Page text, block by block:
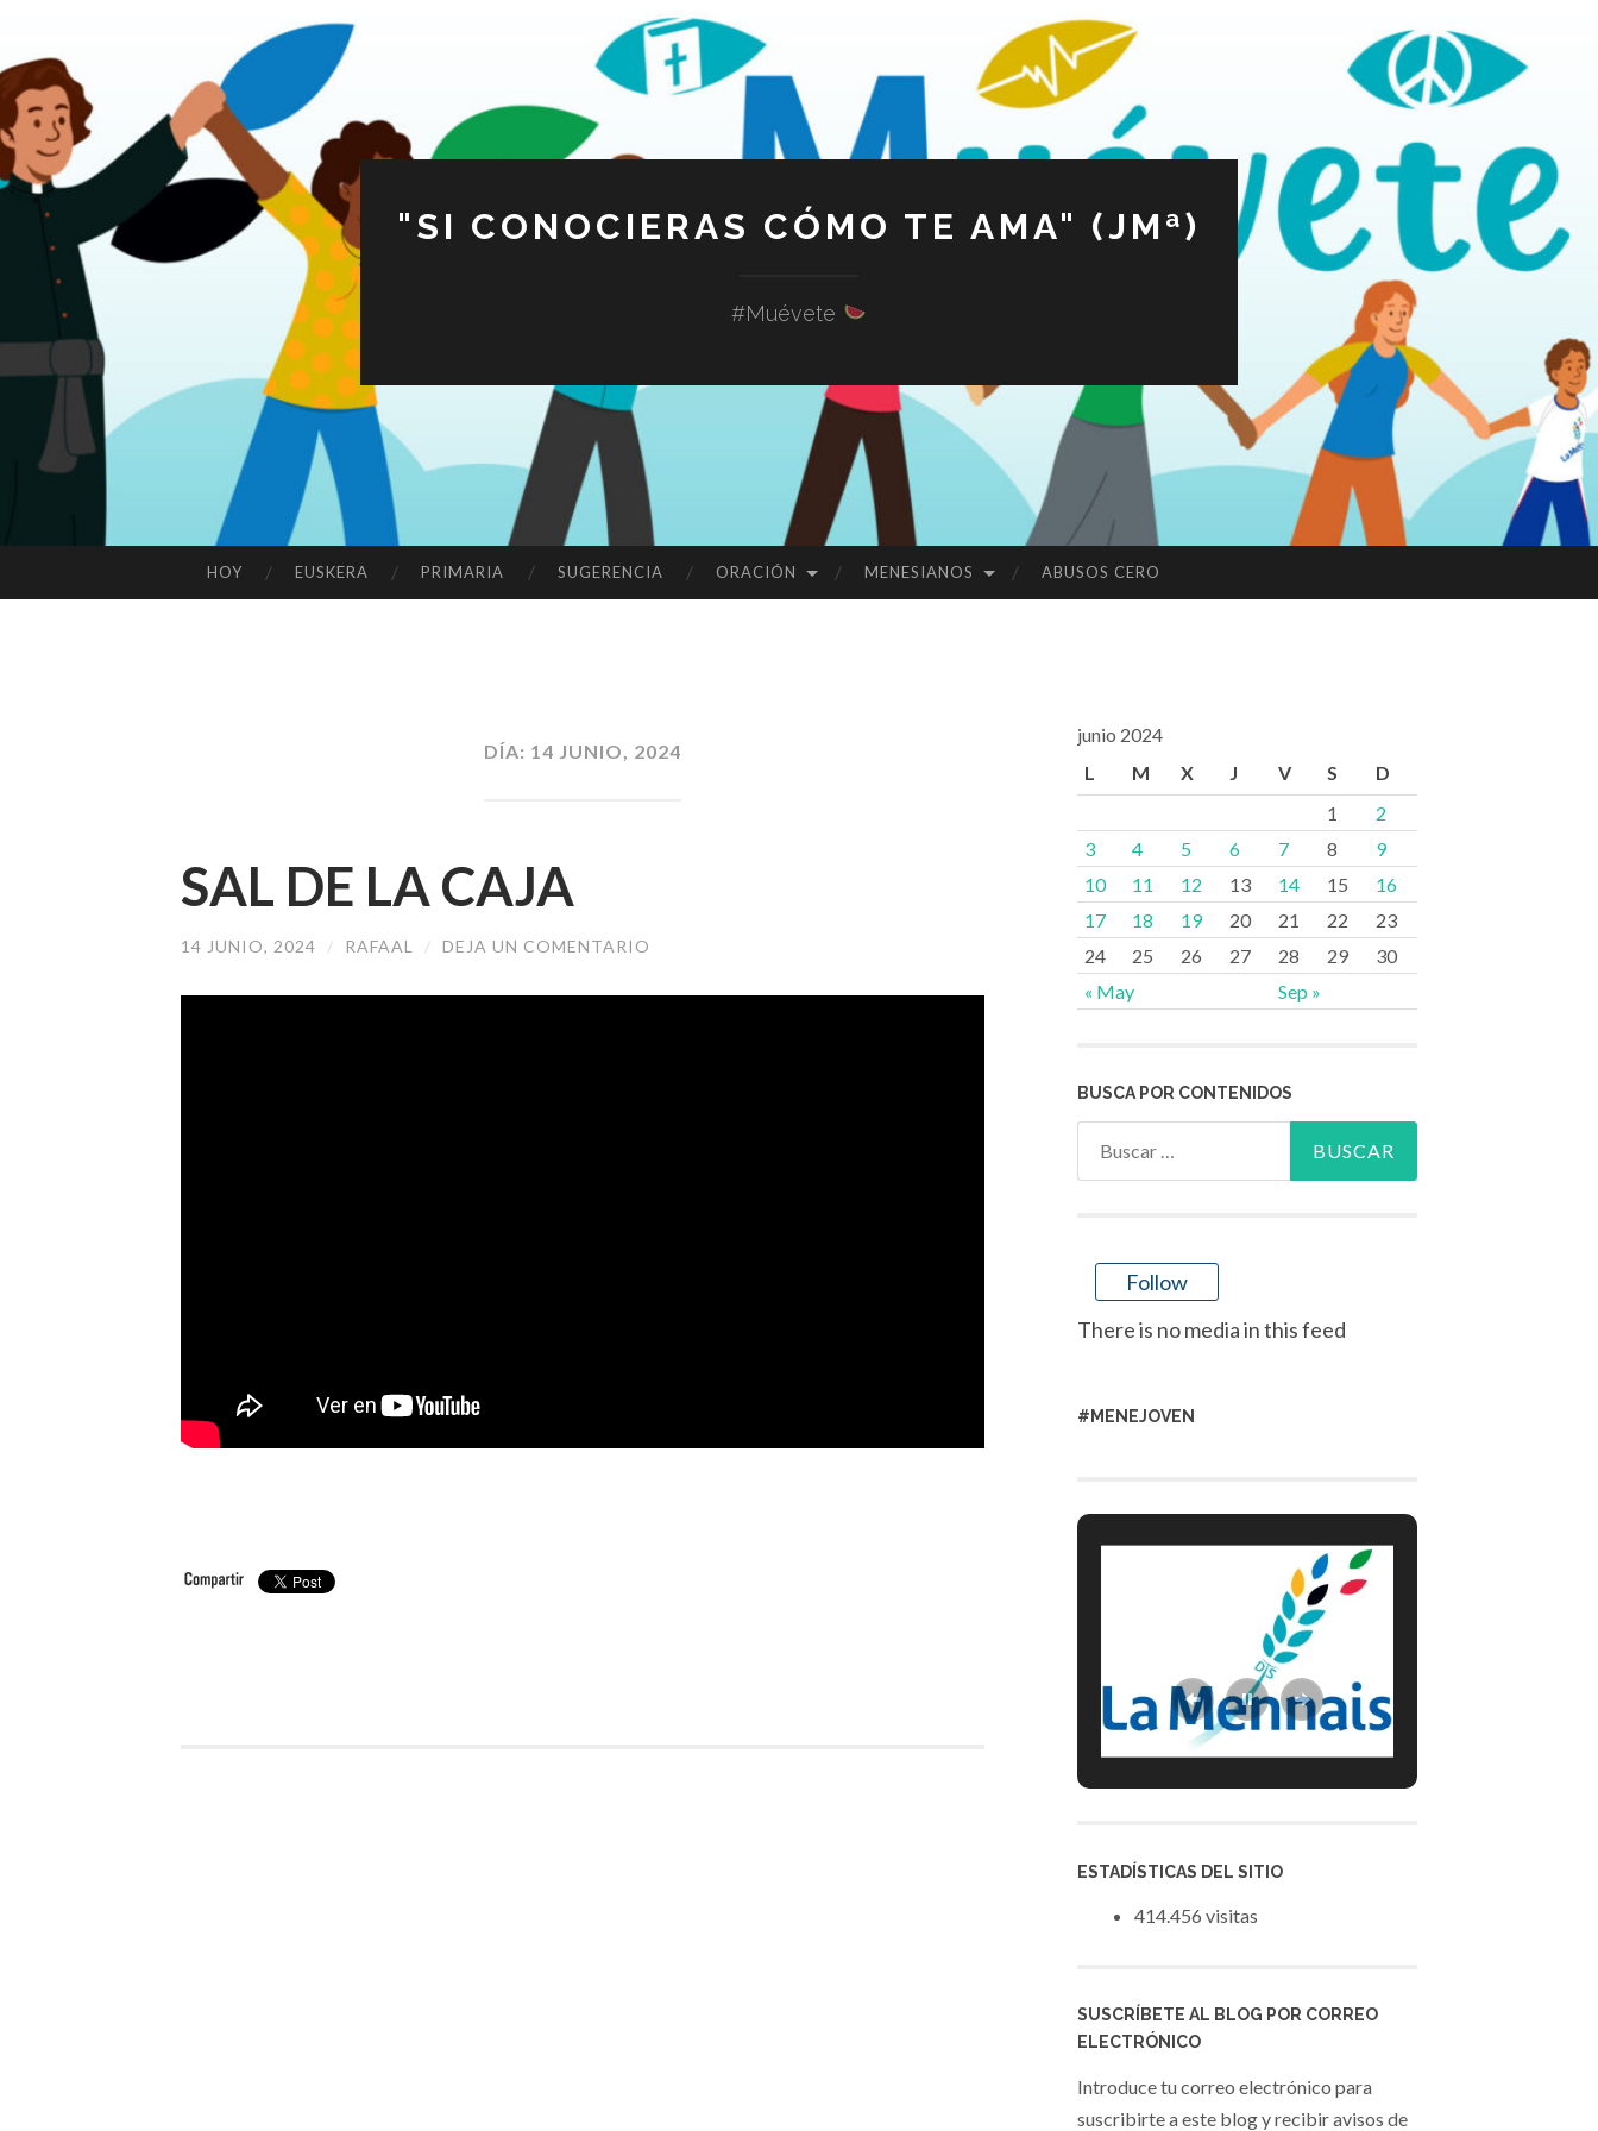
"SI CONOCIERAS CÓMO TE AMA" (JMª)
#Muévete
AL
HOY EUSKERA PRIMARIA SUGERENCIA ORACIÓN MENESIANOS ABUSOS CERO
DÍA: 14 JUNIO, 2024
SAL DE LA CAJA
14 JUNIO, 2024 / RAFAAL / DEJA UN COMENTARIO
junio 2024
L
M X J V S D
« May Sep »
1
2
3
4 5 6 7 8
9
10
11 12 13 14 15
16
17
18 19 20 21 22
23
24
25 26 27 28 29 30
BUSCA POR CONTENIDOS
Follow
There is no media in this feed
#MENEJOVEN
ESTADÍSTICAS DEL SITIO
414.456 visitas
SUSCRÍBETE AL BLOG POR CORREO
ELECTRÓNICO
Introduce tu correo electrónico para
suscribirte a este blog y recibir avisos de